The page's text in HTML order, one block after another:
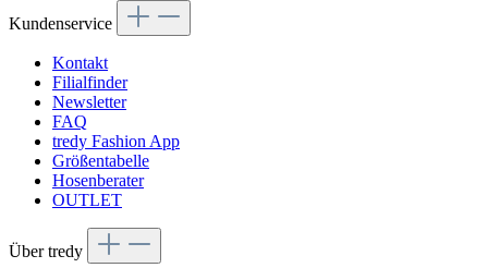
Kundenservice
Kontakt
Filialfinder
Newsletter
FAQ
tredy Fashion App
Größentabelle
Hosenberater
OUTLET
Über tredy